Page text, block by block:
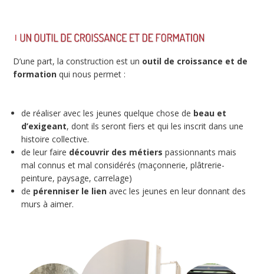
D’une part, la construction est un outil de croissance et de
formation qui nous permet :
de réaliser avec les jeunes quelque chose de beau et
d’exigeant, dont ils seront fiers et qui les inscrit dans une
histoire collective.
de leur faire découvrir des métiers passionnants mais
mal connus et mal considérés (maçonnerie, plâtrerie-
peinture, paysage, carrelage)
de pérenniser le lien avec les jeunes en leur donnant des
murs à aimer.